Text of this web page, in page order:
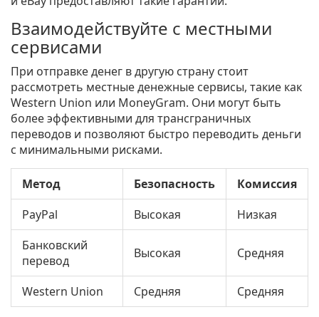
Взаимодействуйте с местными
сервисами
При отправке денег в другую страну стоит
рассмотреть местные денежные сервисы, такие как
Western Union или MoneyGram. Они могут быть
более эффективными для трансграничных
переводов и позволяют быстро переводить деньги
с минимальными рисками.
Метод Безопасность
Комиссия
PayPal
Высокая
Низкая
Банковский
перевод
Высокая Средняя
Western Union Средняя Средняя